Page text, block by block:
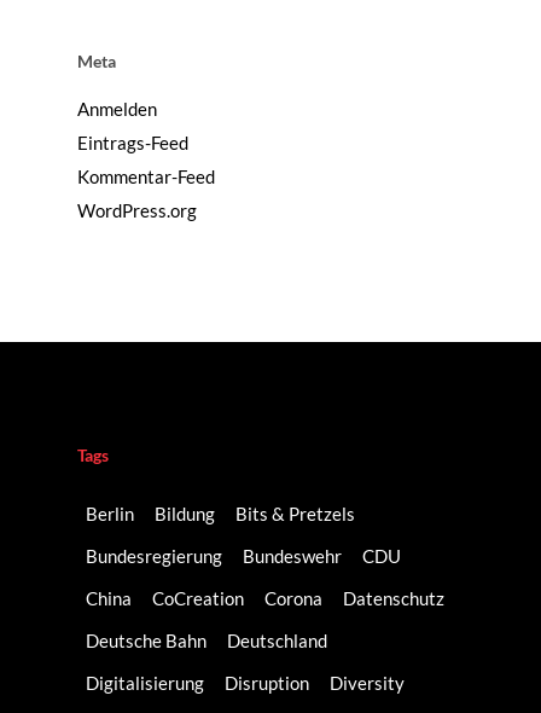
Meta
Anmelden
Eintrags-Feed
Kommentar-Feed
WordPress.org
Tags
Berlin Bildung
Bits & Pretzels
Bundesregierung
Bundeswehr
CDU
China
CoCreation Corona
Datenschutz
Deutsche Bahn
Deutschland
Digitalisierung
Disruption
Diversity